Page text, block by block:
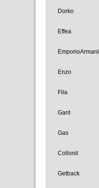
Dorko
Effea
EmporioArmani
Enzo
Fila
Gant
Gas
Collonil
Getback